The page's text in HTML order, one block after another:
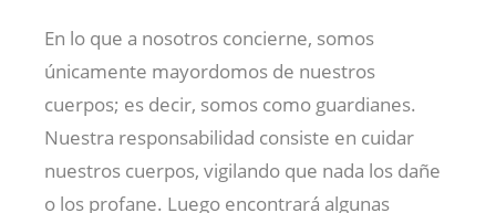
En lo que a nosotros concierne, somos
únicamente mayordomos de nuestros
cuerpos; es decir, somos como guardianes.
Nuestra responsabilidad consiste en cuidar
nuestros cuerpos, vigilando que nada los dañe
o los profane. Luego encontrará algunas